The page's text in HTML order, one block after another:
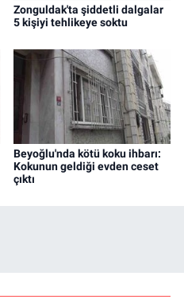
Zonguldak'ta şiddetli dalgalar
5 kişiyi tehlikeye soktu
Beyoğlu'nda kötü koku ihbarı:
Kokunun geldiği evden ceset
çıktı